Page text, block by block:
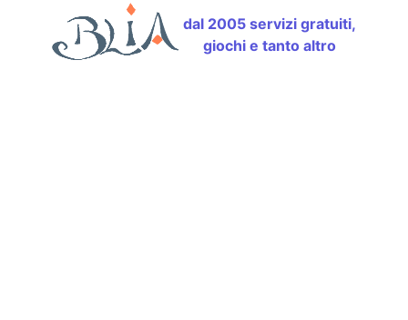
dal 2005 servizi gratuiti,
giochi e tanto altro